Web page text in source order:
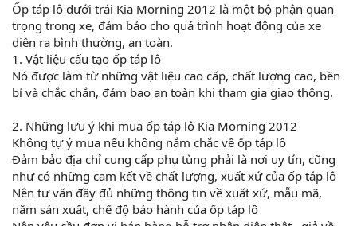
Ốp táp lô dưới trái Kia Morning 2012 là một bộ phận quan
trọng trong xe, đảm bảo cho quá trình hoạt động của xe
diễn ra bình thường, an toàn.
1. Vật liệu cấu tạo ốp táp lô
Nó được làm từ những vật liệu cao cấp, chất lượng cao, bền
bỉ và chắc chắn, đảm bao an toàn khi tham gia giao thông.
2. Những lưu ý khi mua ốp táp lô Kia Morning 2012
Không tự ý mua nếu không nắm chắc về ốp táp lô
Đảm bảo địa chỉ cung cấp phụ tùng phải là nơi uy tín, cũng
như có những cam kết về chất lượng, xuất xứ của ốp táp lô
Nên tư vấn đầy đủ những thông tin về xuất xứ, mẫu mã,
năm sản xuất, chế độ bảo hành của ốp táp lô